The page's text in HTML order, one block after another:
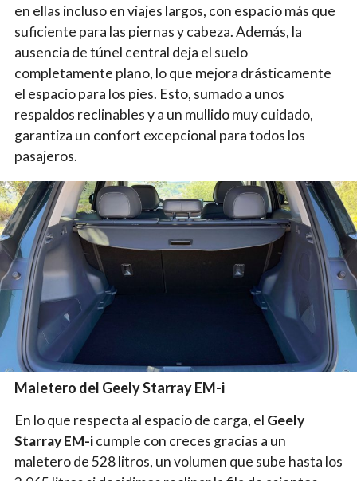
en ellas incluso en viajes largos, con espacio más que
suficiente para las piernas y cabeza. Además, la
ausencia de túnel central deja el suelo
completamente plano, lo que mejora drásticamente
el espacio para los pies. Esto, sumado a unos
respaldos reclinables y a un mullido muy cuidado,
garantiza un confort excepcional para todos los
pasajeros.
Maletero del Geely Starray EM-i
En lo que respecta al espacio de carga, el Geely
Starray EM-icumple con creces gracias a un
maletero de 528 litros, un volumen que sube hasta los